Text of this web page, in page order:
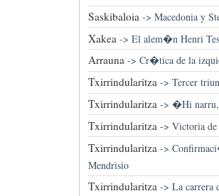
Saskibaloia-> Macedonia y
Xakea -> El alem�n Henri
Arrauna-> Cr�tica de la
Txirrindularitza-> Tercer
Txirrindularitza-> �Hi
Txirrindularitza-> Victoria de
Txirrindularitza ->
Mendrisio
Txirrindularitza-> La carrera